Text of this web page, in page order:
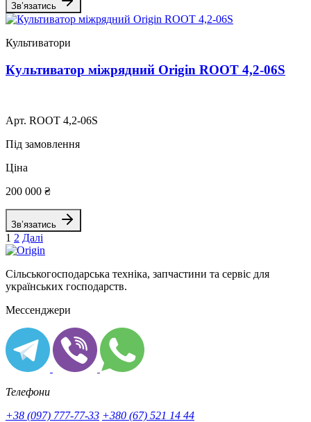
Зв’язатись
Культиватори
Культиватор міжрядний Origin ROOT 4,2-06S
Арт. ROOT 4,2-06S
Під замовлення
Ціна
200 000 ₴
Зв’язатись
1 2 Далі
Сільськогосподарська техніка, запчастини та сервіс для
українських господарств.
Мессенджери
Телефони
+38 (097) 777-77-33 +380 (67) 521 14 44